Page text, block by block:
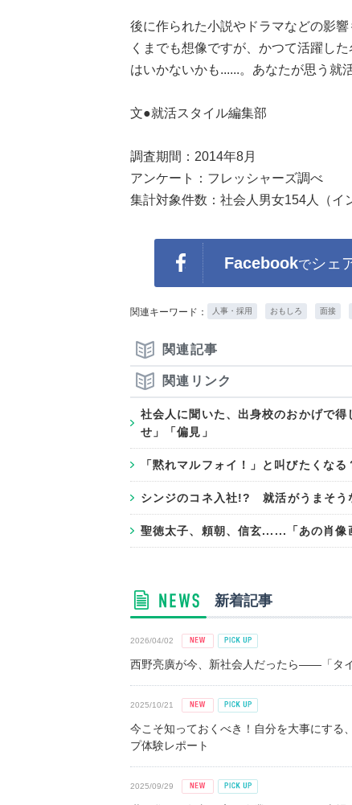
後に作られた小説やドラマなどの影
くまでも想像ですが、かつて活躍し
はいかないかも......。あなたが思う就
文●就活スタイル編集部
調査期間：2014年8月
アンケート：フレッシャーズ調べ
集計対象件数：社会人男女154人（イ
Facebookでシェ
関連キーワード： 人事・採用 おもしろ 面接
関連記事
関連リンク
社会人に聞いた、出身校のおかげで
せ」「偏見」
「黙れマルフォイ！」と叫びたくな
シンジのコネ入社!? 就活がうまそう
聖徳太子、頼朝、信玄......「あの肖
新着記事
2026/04/02
西野亮廣が今、新社会人だったら――「タイ
2025/10/21
今こそ知っておくべき！自分を大事にする
プ体験レポート
2025/09/29